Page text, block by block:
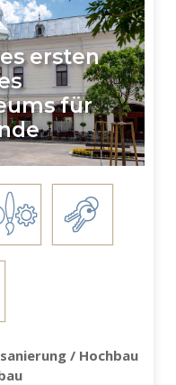
ersten
für
/ Hochbau